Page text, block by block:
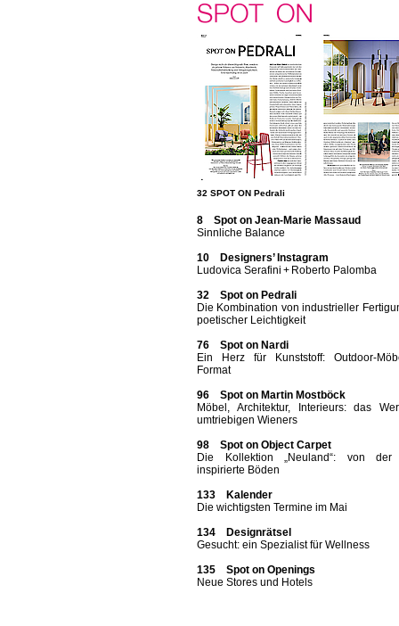
32 SPOT ON Pedrali
8 Spot on Jean-Marie Massaud
Sinnliche Balance
10 Designers’ Instagram
Ludovica Serafini + Roberto Palomba
32 Spot on Pedrali
Die Kombination von industrieller
poetischer Leichtigkeit
76 Spot on Nardi
Ein Herz für Kunststoff: Outdoor-
Format
96 Spot on Martin Mostböck
Möbel, Architektur, Interieurs: das
umtriebigen Wieners
98 Spot on Object Carpet
Die Kollektion „Neuland“: von der
inspirierte Böden
133 Kalender
Die wichtigsten Termine im Mai
134 Designrätsel
Gesucht: ein Spezialist für Wellness
135 Spot on Openings
Neue Stores und Hotels